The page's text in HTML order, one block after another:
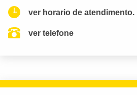
ver horario de atendimento.
ver telefone